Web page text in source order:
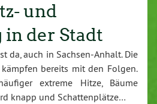
und
in der Stadt
da, auch in Sachsen-Anhalt. Die
bereits mit den Folgen.
extreme Hitze, Bäume
knapp und Schattenplätze…